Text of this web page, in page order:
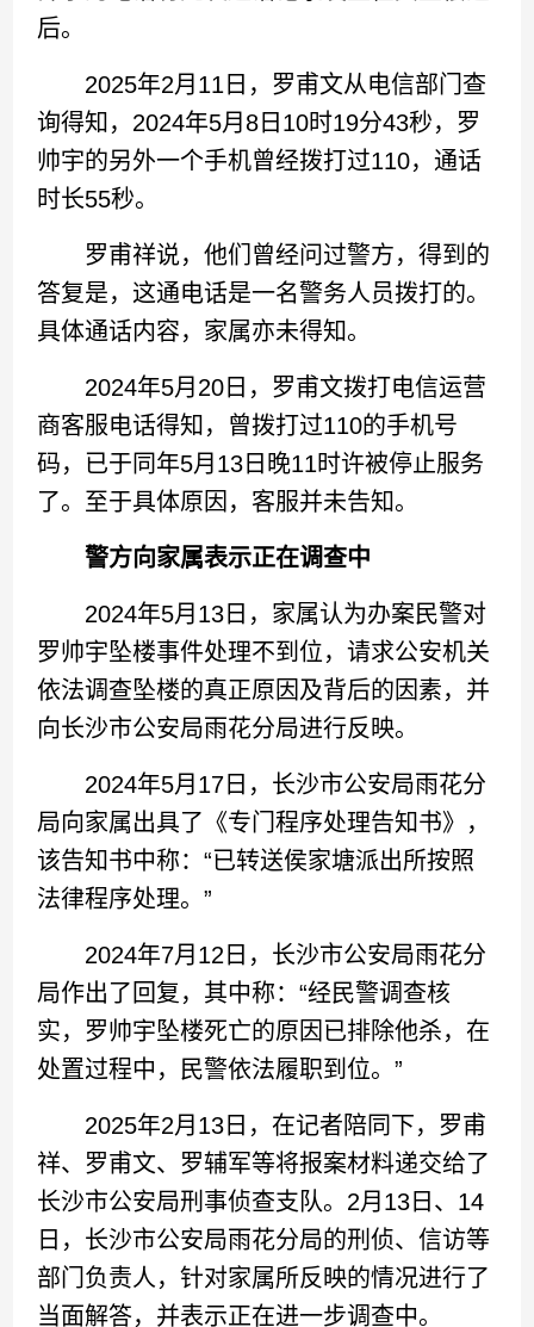
后。
2025年2月11日，罗甫文从电信部门查
询得知，2024年5月8日10时19分43秒，罗
帅宇的另外一个手机曾经拨打过110，通话
时长55秒。
罗甫祥说，他们曾经问过警方，得到的
答复是，这通电话是一名警务人员拨打的。
具体通话内容，家属亦未得知。
2024年5月20日，罗甫文拨打电信运营
商客服电话得知，曾拨打过110的手机号
码，已于同年5月13日晚11时许被停止服务
了。至于具体原因，客服并未告知。
警方向家属表示正在调查中
2024年5月13日，家属认为办案民警对
罗帅宇坠楼事件处理不到位，请求公安机关
依法调查坠楼的真正原因及背后的因素，并
向长沙市公安局雨花分局进行反映。
2024年5月17日，长沙市公安局雨花分
局向家属出具了《专门程序处理告知书》，
该告知书中称：“已转送侯家塘派出所按照
法律程序处理。”
2024年7月12日，长沙市公安局雨花分
局作出了回复，其中称：“经民警调查核
实，罗帅宇坠楼死亡的原因已排除他杀，在
处置过程中，民警依法履职到位。”
2025年2月13日，在记者陪同下，罗甫
祥、罗甫文、罗辅军等将报案材料递交给了
长沙市公安局刑事侦查支队。2月13日、14
日，长沙市公安局雨花分局的刑侦、信访等
部门负责人，针对家属所反映的情况进行了
当面解答，并表示正在进一步调查中。